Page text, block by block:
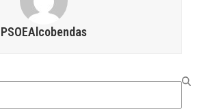
PSOEAlcobendas